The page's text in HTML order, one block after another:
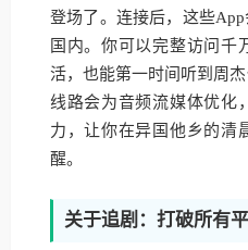
登场了。连接后，这些
国内。你可以完整访问千
活，也能第一时间听到周
线路会为音频流媒体优化
力，让你在异国他乡的清
醒。
关于追剧：打破所有